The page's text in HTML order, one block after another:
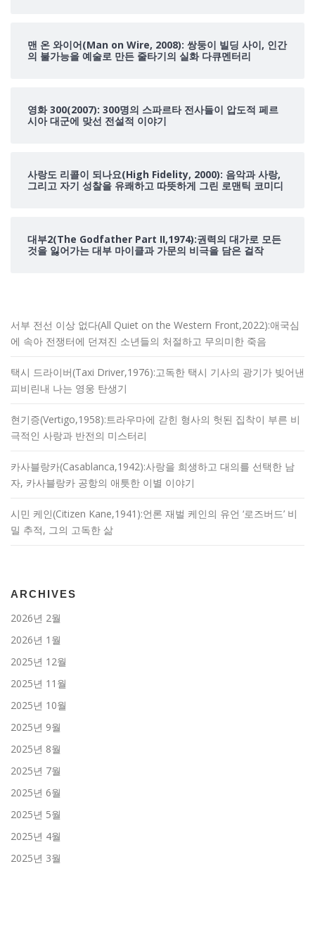
맨 온 와이어(Man on Wire, 2008): 쌍둥이 빌딩 사이, 인간
의 불가능을 예술로 만든 줄타기의 실화 다큐멘터리
영화 300(2007): 300명의 스파르타 전사들이 압도적 페르
시아 대군에 맞선 전설적 이야기
사랑도 리콜이 되나요(High Fidelity, 2000): 음악과 사랑,
그리고 자기 성찰을 유쾌하고 따뜻하게 그린 로맨틱 코미디
대부2(The Godfather Part II,1974):권력의 대가로 모든
것을 잃어가는 대부 마이클과 가문의 비극을 담은 걸작
서부 전선 이상 없다(All Quiet on the Western Front,2022):애국심
에 속아 전쟁터에 던져진 소년들의 처절하고 무의미한 죽음
택시 드라이버(Taxi Driver,1976):고독한 택시 기사의 광기가 빚어낸
피비린내 나는 영웅 탄생기
현기증(Vertigo,1958):트라우마에 갇힌 형사의 헛된 집착이 부른 비
극적인 사랑과 반전의 미스터리
카사블랑카(Casablanca,1942):사랑을 희생하고 대의를 선택한 남
자, 카사블랑카 공항의 애틋한 이별 이야기
시민 케인(Citizen Kane,1941):언론 재벌 케인의 유언 ‘로즈버드’ 비
밀 추적, 그의 고독한 삶
ARCHIVES
2026년 2월
2026년 1월
2025년 12월
2025년 11월
2025년 10월
2025년 9월
2025년 8월
2025년 7월
2025년 6월
2025년 5월
2025년 4월
2025년 3월